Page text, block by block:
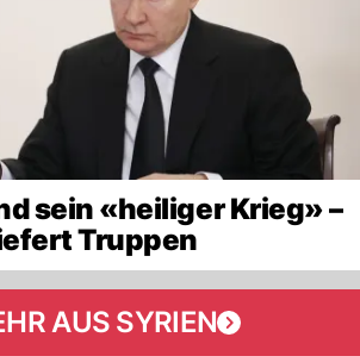
sein «heiliger Krieg» –
Truppen
AUS SYRIEN